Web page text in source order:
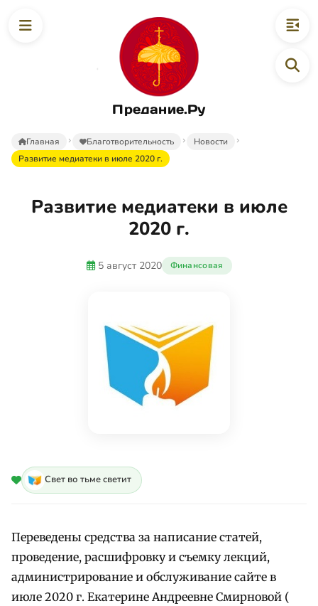
Предание.Ру
Главная Благотворительность
Новости
Развитие медиатеки в июле 2020 г.
Развитие медиатеки в июле
2020 г.
5 август 2020 Финансовая
Свет во тьме светит
Переведены средства за написание статей,
проведение, расшифровку и съемку лекций,
администрирование и обслуживание сайте в
июле 2020 г. Екатерине Андреевне Смирновой (